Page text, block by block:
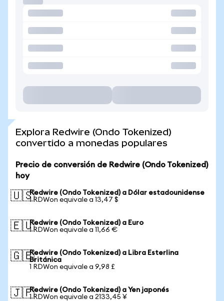
Explora Redwire (Ondo Tokenized)
convertido a monedas populares
Precio de conversión de Redwire (Ondo Tokenized)
hoy
🇺🇸Redwire (Ondo Tokenized) a Dólar estadounidense
1 RDWon equivale a 13,47 $
🇪🇺Redwire (Ondo Tokenized) a Euro
1 RDWon equivale a 11,66 €
🇬🇧Redwire (Ondo Tokenized) a Libra Esterlina
Británica
1 RDWon equivale a 9,98 £
🇯🇵Redwire (Ondo Tokenized) a Yen japonés
1 RDWon equivale a 2133,45 ¥